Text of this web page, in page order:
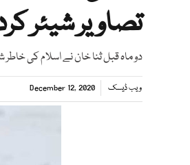
تصاویر شیئر
دو ماہ قبل ثنا خان نے اسلام کی خاطر
ویب ڈیسک December 12, 2020